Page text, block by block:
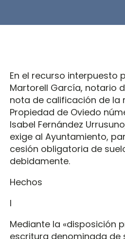
En el recurso interpuesto
Martorell García, notario
nota de calificación de la
Propiedad de Oviedo
Isabel Fernández
exige al Ayuntamiento,
cesión obligatoria de
debidamente.
Hechos
I
Mediante la «disposición
escritura denominada de